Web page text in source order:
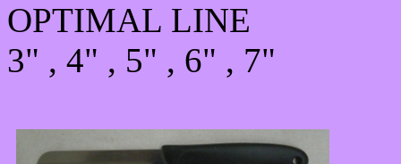
OPTIMAL LINE
3" , 4" , 5" , 6" , 7"